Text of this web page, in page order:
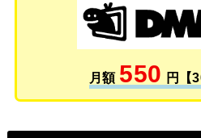
月額 550 円【